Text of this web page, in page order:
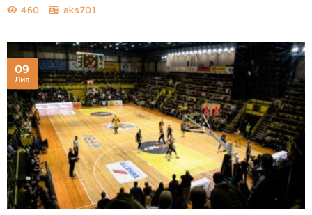
460 aks701
09
Лип